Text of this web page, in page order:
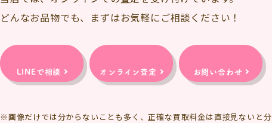
どんなお品物でも、まずはお気軽にご相談ください！
LINEで相談 オンライン査定 お問い合わせ
※画像だけでは分からないことも多く、正確な買取料金は直接見ないと分